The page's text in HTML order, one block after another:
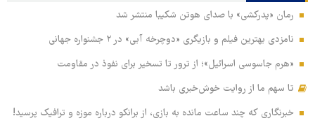
رمان «پدرکشی» با صدای هوتن شکیبا منتشر شد
نامزدی بهترین فیلم و بازیگری «دوچرخه آبی» در ۲ جشنواره جهانی
«هرم جاسوسی اسرائیل»؛ از ترور تا تسخیر برای نفوذ در مقاومت
تا سهم ما از روایت خوش‌خبری باشد
خبرنگاری که چند ساعت مانده به بازی، از برانکو درباره موزه و ترافیک پرسید!